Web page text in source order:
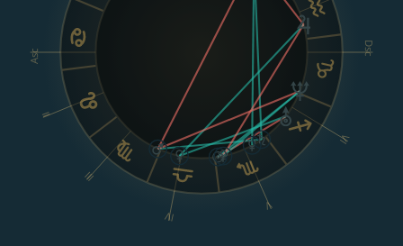
Asc
II
III
IV
V
VI
Dsc